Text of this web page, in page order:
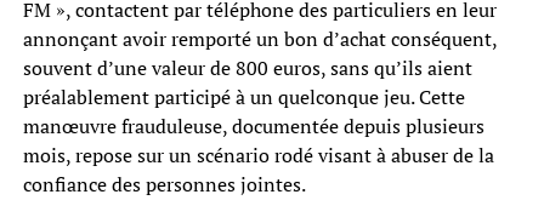
FM », contactent par téléphone des particuliers en leur
annonçant avoir remporté un bon d’achat conséquent,
souvent d’une valeur de 800 euros, sans qu’ils aient
préalablement participé à un quelconque jeu. Cette
manœuvre frauduleuse, documentée depuis plusieurs
mois, repose sur un scénario rodé visant à abuser de la
confiance des personnes jointes.